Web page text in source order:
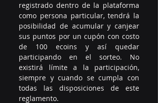
registrado dentro de la plataforma
como persona particular, tendrá la
posibilidad de acumular y canjear
sus puntos por un cupón con costo
de 100 ecoins y así quedar
participando en el sorteo. No
existirá límite a la participación,
siempre y cuando se cumpla con
todas las disposiciones de este
reglamento.